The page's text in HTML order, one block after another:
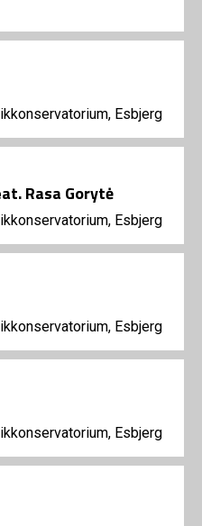
Esbjerg
Rasa Gorytė
Esbjerg
Esbjerg
Esbjerg